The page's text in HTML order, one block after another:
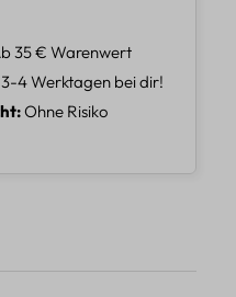
35 € Warenwert
3-4 Werktagen bei dir!
Ohne Risiko